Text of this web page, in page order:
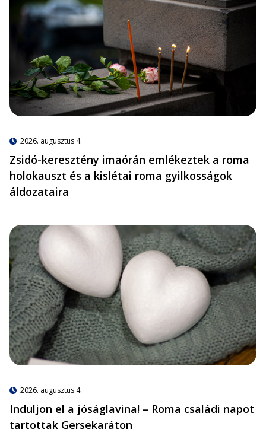
2026. augusztus 4.
Zsidó-keresztény imaórán emlékeztek a roma
holokauszt és a kislétai roma gyilkosságok
áldozataira
2026. augusztus 4.
Induljon el a jóságlavina! – Roma családi napot
tartottak Gersekaráton